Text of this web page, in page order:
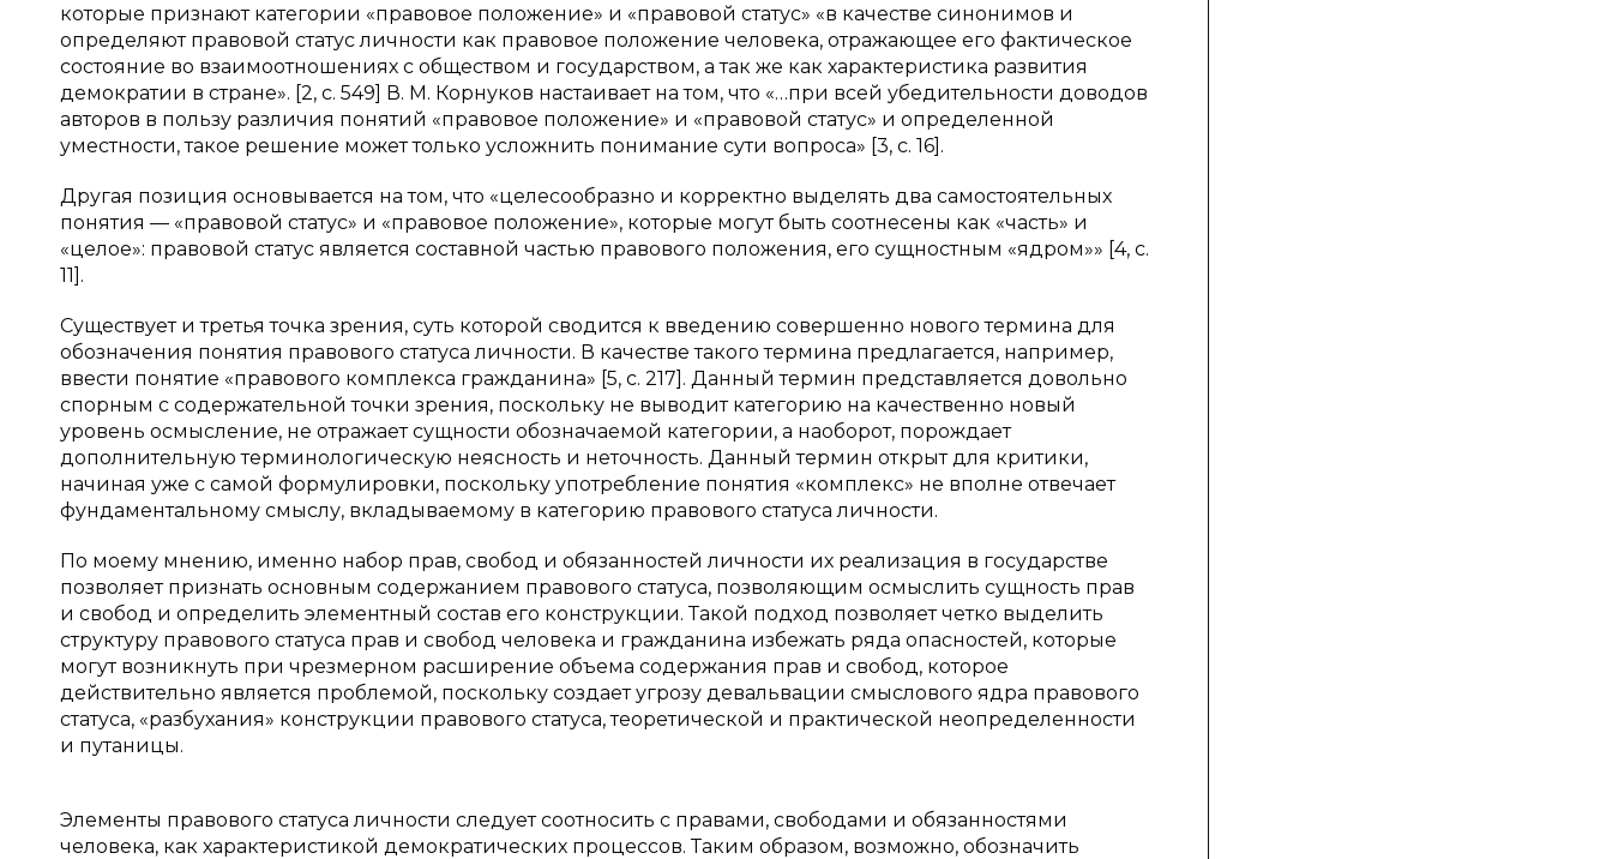
которые признают категории «правовое положение» и «правовой статус» «в качестве синонимов и
определяют правовой статус личности как правовое положение человека, отражающее его фактическое
состояние во взаимоотношениях с обществом и государством, а так же как характеристика развития
демократии в стране». [2, c. 549] В. М. Корнуков настаивает на том, что «…при всей убедительности доводов
авторов в пользу различия понятий «правовое положение» и «правовой статус» и определенной
уместности, такое решение может только усложнить понимание сути вопроса» [3, c. 16].
Другая позиция основывается на том, что «целесообразно и корректно выделять два самостоятельных
понятия — «правовой статус» и «правовое положение», которые могут быть соотнесены как «часть» и
«целое»: правовой статус является составной частью правового положения, его сущностным «ядром»» [4, c.
11].
Существует и третья точка зрения, суть которой сводится к введению совершенно нового термина для
обозначения понятия правового статуса личности. В качестве такого термина предлагается, например,
ввести понятие «правового комплекса гражданина» [5, c. 217]. Данный термин представляется довольно
спорным с содержательной точки зрения, поскольку не выводит категорию на качественно новый
уровень осмысление, не отражает сущности обозначаемой категории, а наоборот, порождает
дополнительную терминологическую неясность и неточность. Данный термин открыт для критики,
начиная уже с самой формулировки, поскольку употребление понятия «комплекс» не вполне отвечает
фундаментальному смыслу, вкладываемому в категорию правового статуса личности.
По моему мнению, именно набор прав, свобод и обязанностей личности их реализация в государстве
позволяет признать основным содержанием правового статуса, позволяющим осмыслить сущность прав
и свобод и определить элементный состав его конструкции. Такой подход позволяет четко выделить
структуру правового статуса прав и свобод человека и гражданина избежать ряда опасностей, которые
могут возникнуть при чрезмерном расширение объема содержания прав и свобод, которое
действительно является проблемой, поскольку создает угрозу девальвации смыслового ядра правового
статуса, «разбухания» конструкции правового статуса, теоретической и практической неопределенности
и путаницы.
Элементы правового статуса личности следует соотносить с правами, свободами и обязанностями
человека, как характеристикой демократических процессов. Таким образом, возможно, обозначить